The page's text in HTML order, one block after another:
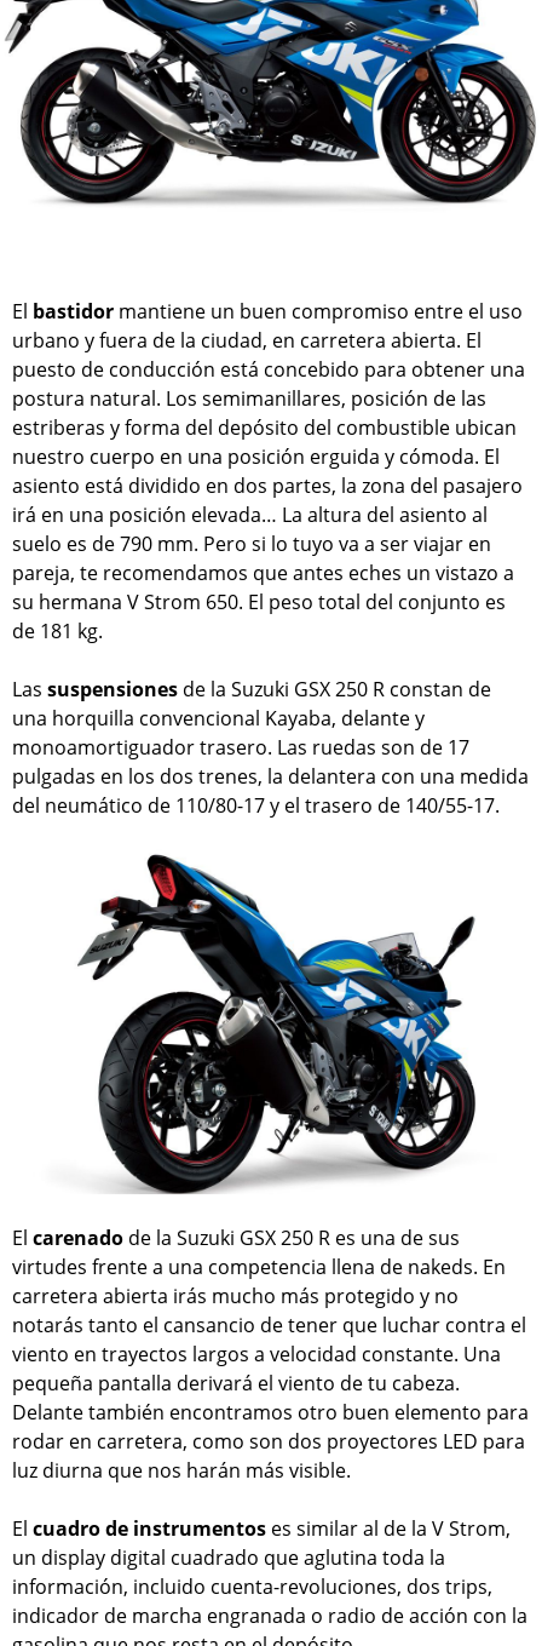
El bastidor mantiene un buen compromiso entre el uso
urbano y fuera de la ciudad, en carretera abierta. El
puesto de conducción está concebido para obtener una
postura natural. Los semimanillares, posición de las
estriberas y forma del depósito del combustible ubican
nuestro cuerpo en una posición erguida y cómoda. El
asiento está dividido en dos partes, la zona del pasajero
irá en una posición elevada… La altura del asiento al
suelo es de 790 mm. Pero si lo tuyo va a ser viajar en
pareja, te recomendamos que antes eches un vistazo a
su hermana V Strom 650. El peso total del conjunto es
de 181 kg.
Las suspensiones de la Suzuki GSX 250 R constan de
una horquilla convencional Kayaba, delante y
monoamortiguador trasero. Las ruedas son de 17
pulgadas en los dos trenes, la delantera con una medida
del neumático de 110/80-17 y el trasero de 140/55-17.
El carenado de la Suzuki GSX 250 R es una de sus
virtudes frente a una competencia llena de nakeds. En
carretera abierta irás mucho más protegido y no
notarás tanto el cansancio de tener que luchar contra el
viento en trayectos largos a velocidad constante. Una
pequeña pantalla derivará el viento de tu cabeza.
Delante también encontramos otro buen elemento para
rodar en carretera, como son dos proyectores LED para
luz diurna que nos harán más visible.
El cuadro de instrumentos es similar al de la V Strom,
un display digital cuadrado que aglutina toda la
información, incluido cuenta-revoluciones, dos trips,
indicador de marcha engranada o radio de acción con la